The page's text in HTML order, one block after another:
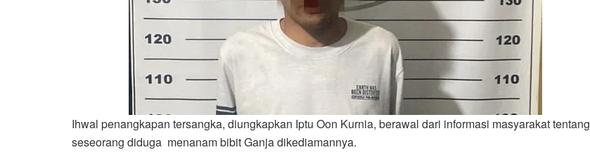
Ihwal penangkapan tersangka, diungkapkan Iptu Oon Kurnia, berawal dari informasi masyarakat tentang
seseorang diduga menanam bibit Ganja dikediamannya.